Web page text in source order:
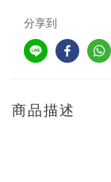
分享到
商品描述